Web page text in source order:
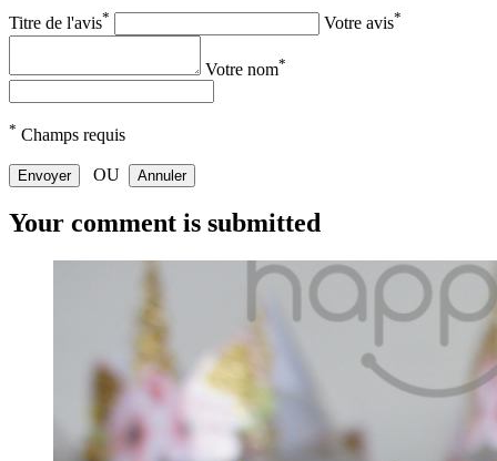
Titre de l'avis* Votre avis*
Votre nom*
* Champs requis
Envoyer OU Annuler
Your comment is submitted